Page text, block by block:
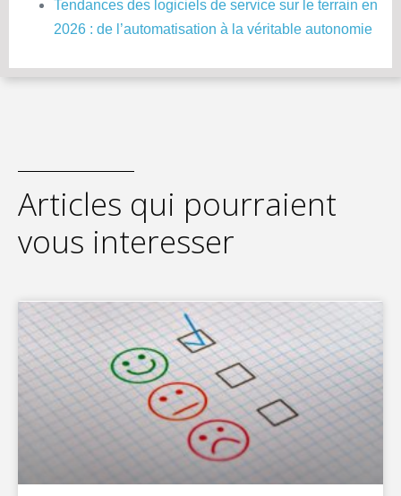
Tendances des logiciels de service sur le terrain en
2026 : de l’automatisation à la véritable autonomie
Articles qui pourraient
vous interesser